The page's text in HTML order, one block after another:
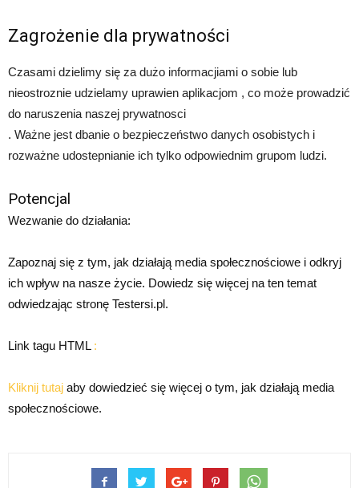
Zagrożenie dla prywatności
Czasami dzielimy się za dużo informacjiami o sobie lub
nieostroznie udzielamy uprawien aplikacjom , co może prowadzić
do naruszenia naszej prywatnosci
. Ważne jest dbanie o bezpieczeństwo danych osobistych i
rozważne udostepnianie ich tylko odpowiednim grupom ludzi.
Potencjal
Wezwanie do działania:
Zapoznaj się z tym, jak działają media społecznościowe i odkryj
ich wpływ na nasze życie. Dowiedz się więcej na ten temat
odwiedzając stronę Testersi.pl.
Link tagu HTML :
Kliknij tutaj aby dowiedzieć się więcej o tym, jak działają media
społecznościowe.